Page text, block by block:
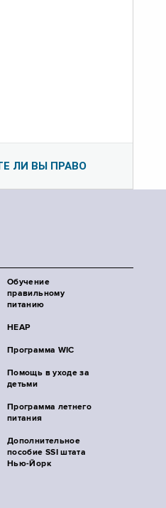
ЛИ ВЫ ПРАВО
Обучение
правильному
питанию
HEAP
Программа WIC
Помощь в уходе за
детьми
Программа летнего
питания
Дополнительное
пособие SSI штата
Нью-Йорк